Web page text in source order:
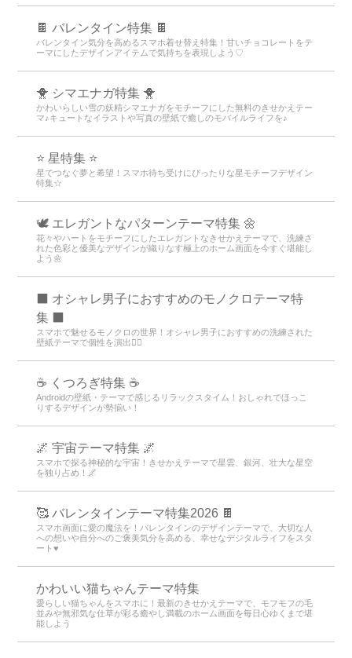
🍫 バレンタイン特集 🍫
バレンタイン気分を高めるスマホ着せ替え特集！甘いチョコレートをテ
ーマにしたデザインアイテムで気持ちを表現しよう♡
🐥 シマエナガ特集 🐥
かわいらしい雪の妖精シマエナガをモチーフにした無料のきせかえテー
マ♪キュートなイラストや写真の壁紙で癒しのモバイルライフを♪
⭐ 星特集 ⭐
星でつなぐ夢と希望！スマホ待ち受けにぴったりな星モチーフデザイン
特集☆
🕊️ エレガントなパターンテーマ特集 🌼
花々やハートをモチーフにしたエレガントなきせかえテーマで、洗練さ
れた色彩と優美なデザインが織りなす極上のホーム画面を今すぐ堪能し
よう🌼
⬛ オシャレ男子におすすめのモノクロテーマ特
集 ⬛
スマホで魅せるモノクロの世界！オシャレ男子におすすめの洗練された
壁紙テーマで個性を演出💁‍♂️
☕ くつろぎ特集 ☕
Androidの壁紙・テーマで感じるリラックスタイム！おしゃれでほっこ
りするデザインが勢揃い！
🌌 宇宙テーマ特集 🌌
スマホで探る神秘的な宇宙！きせかえテーマで星雲、銀河、壮大な星空
を独り占め！🌌
🥰 バレンタインテーマ特集2026 🍫
スマホ画面に愛の魔法を！バレンタインのデザインテーマで、大切な人
への想いや自分へのご褒美気分を高める、幸せなデジタルライフをスタ
ート♥️
かわいい猫ちゃんテーマ特集
愛らしい猫ちゃんをスマホに！最新のきせかえテーマで、モフモフの毛
並みや無邪気な仕草が彩る癒やし満載のホーム画面を毎日心ゆくまで堪
能しよう